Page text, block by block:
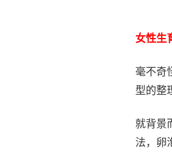
女性生
毫不奇
型的整
就背景
法，卵